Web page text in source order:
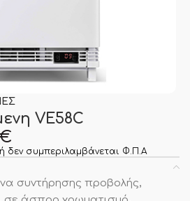
VE58C
δεν συμπεριλαμβάνεται Φ.Π.Α
συντήρησης προβολής,